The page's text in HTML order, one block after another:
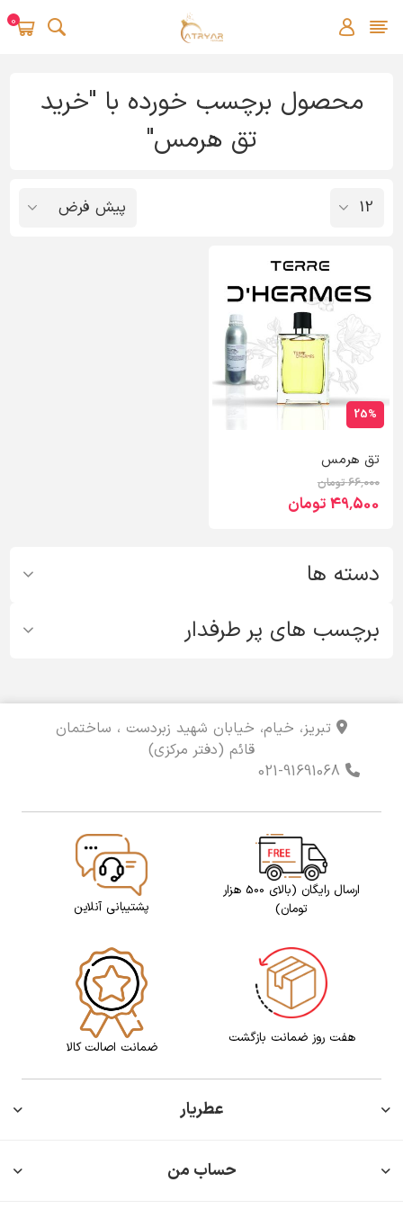
0
دسته ها
برچسب های پر طرفدار
محصول برچسب خورده با "خرید
تق هرمس"
25%
تق هرمس
66٬000 تومان
49٬500 تومان
تبریز، خیام، خیابان شهید زبردست ، ساختمان
قائم (دفتر مرکزی)
ارسال رایگان (بالای 500 هزار
تومان)
پشتیبانی آنلاین
هفت روز ضمانت بازگشت
ضمانت اصالت کالا
عطریار
حساب من